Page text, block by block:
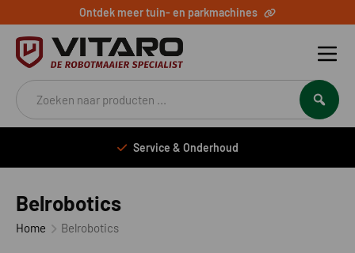
Ontdek meer tuin- en parkmachines
Producten
zoeken
Service & Onderhoud
Belrobotics
Home Belrobotics